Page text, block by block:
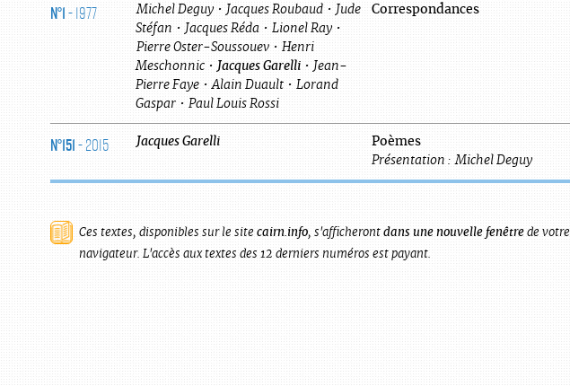
N°1- 1977 Michel Deguy • Jacques Roubaud • Jude
Stéfan • Jacques Réda • Lionel Ray •
Pierre Oster-Soussouev • Henri
Meschonnic • Jacques Garelli • Jean-
Pierre Faye • Alain Duault • Lorand
Gaspar • Paul Louis Rossi
Correspondances
N°151- 2015 Jacques Garelli
Poèmes
Présentation : Michel Deguy
Ces textes, disponibles sur le site cairn.info, s'afficheront dans une nouvelle fenêtre de votre
navigateur. L'accès aux textes des 12 derniers numéros est payant.